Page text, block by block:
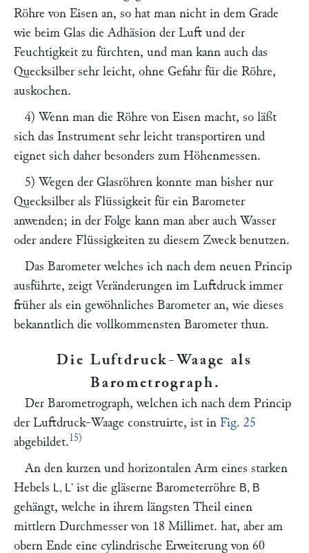
Röhre von Eisen an, so hat man nicht in dem Grade
wie beim Glas die Adhäsion der Luft und der
Feuchtigkeit zu fürchten, und man kann auch das
Quecksilber sehr leicht, ohne Gefahr für die Röhre,
auskochen.
4) Wenn man die Röhre von Eisen macht, so läßt
sich das Instrument sehr leicht transportiren und
eignet sich daher besonders zum Höhenmessen.
5) Wegen der Glasröhren konnte man bisher nur
Quecksilber als Flüssigkeit für ein Barometer
anwenden; in der Folge kann man aber auch Wasser
oder andere Flüssigkeiten zu diesem Zweck benutzen.
Das Barometer welches ich nach dem neuen Princip
ausführte, zeigt Veränderungen im Luftdruck immer
früher als ein gewöhnliches Barometer an, wie dieses
bekanntlich die vollkommensten Barometer thun.
Die Luftdruck-Waage als
Barometrograph .
Der Barometrograph, welchen ich nach dem Princip
der Luftdruck-Waage construirte, ist in Fig. 25
abgebildet.15)
An den kurzen und horizontalen Arm eines starken
Hebels L, L' ist die gläserne Barometerröhre B, B
gehängt, welche in ihrem längsten Theil einen
mittlern Durchmesser von 18 Millimet. hat, aber am
obern Ende eine cylindrische Erweiterung von 60